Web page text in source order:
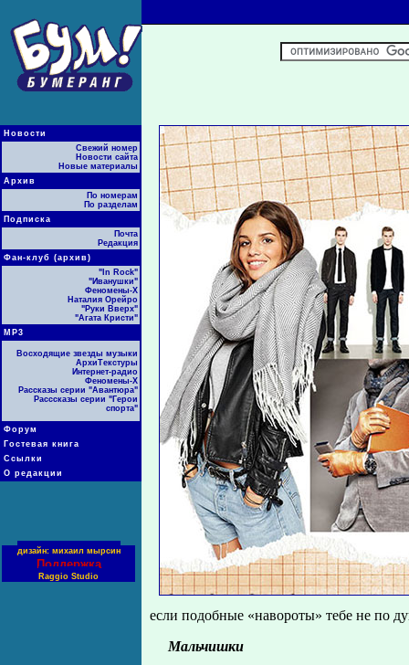
Новости
Свежий номер
Новости сайта
Новые материалы
Архив
По номерам
По разделам
Подписка
Почта
Редакция
Фан-клуб (архив)
"In Rock"
"Иванушки"
Феномены-Х
Наталия Орейро
"Руки Вверх"
"Агата Кристи"
МР3
Восходящие звезды музыки
АрхиТекстуры
Интернет-радио
Феномены-Х
Рассказы серии "Авантюра"
Расссказы серии "Герои
спорта"
Форум
Гостевая книга
Ссылки
О редакции
дизайн: михаил мырсин
Поддержка
Raggio Studio
если подобные «навороты» тебе не по
Мальчишки